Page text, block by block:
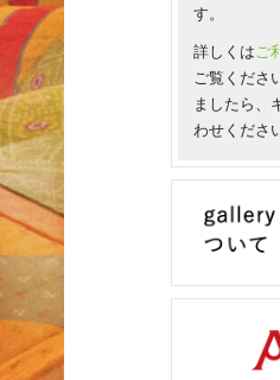
す。
詳しくはご
ご覧くださ
ましたら、
わせくださ